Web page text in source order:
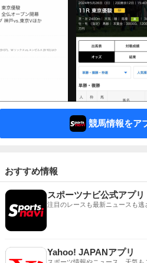
競馬情報をア
おすすめ情報
スポーツナビ公式アプリ
注目のレースも最新ニュースも逃
Yahoo! JAPANアプリ